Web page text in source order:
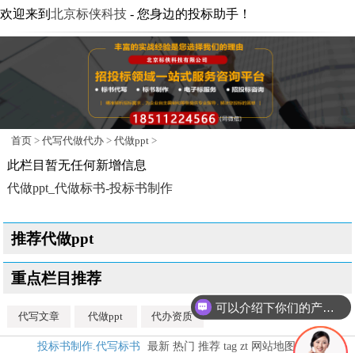
欢迎来到 北京标侠科技 - 您身边的投标助手！
首页 >代写代做代办 >代做ppt >
此栏目暂无任何新增信息
代做ppt_代做标书-投标书制作
推荐代做ppt
重点栏目推荐
代写文章 代做ppt 代办资质
投标书制作.代写标书 最新 热门 推荐 tag zt 网站地图 map
可以介绍下你们的产品么？